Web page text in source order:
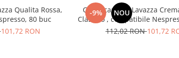
Qualita Rossa,
80 buc
101,72 RON
-9% NOU
Cafea capsule Lavazza
Classico , compatibile
112,02 RON101,72